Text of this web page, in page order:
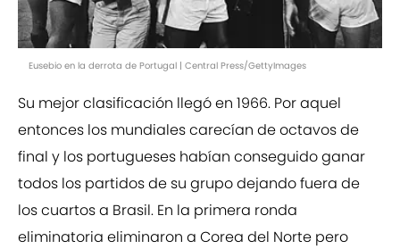
Eusebio en la derrota de Portugal | Central Press/GettyImages
Su mejor clasificación llegó en 1966. Por aquel
entonces los mundiales carecían de octavos de
final y los portugueses habían conseguido ganar
todos los partidos de su grupo dejando fuera de
los cuartos a Brasil. En la primera ronda
eliminatoria eliminaron a Corea del Norte pero